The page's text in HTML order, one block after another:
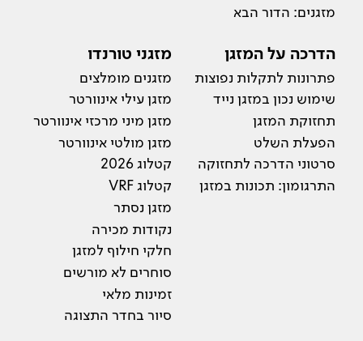
מזגנים: הדור הבא
הדרכה על המזגן
פתרונות לתקלות נפוצות
שימוש נכון במזגן נייד
תחזוקת המזגן
הפעלת השלט
סרטוני הדרכה לתחזוקה
התרגומון: תכונות במזגן
מזגני טורנדו
מזגנים מומלצים
מזגן עילי אינוורטר
מזגן מיני מרכזי אינוורטר
מזגן מולטי אינוורטר
קטלוג 2026
קטלוג VRF
מזגן נסתר
נקודות מכירה
חלקי חילוף למזגן
סוחרים לא מורשים
זמינות מלאי
סיור בחדר התצוגה